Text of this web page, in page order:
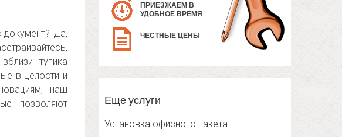
Да,
тупика
в целости и
наш
позволяют
ПРИЕЗЖАЕМ В
УДОБНОЕ ВРЕМЯ
ЧЕСТНЫЕ ЦЕНЫ
Еще услуги
Установка офисного пакета